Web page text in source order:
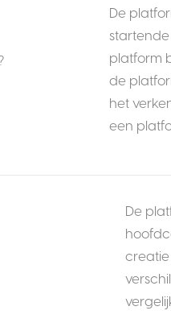
De
platform
de
het
een
De
creatie